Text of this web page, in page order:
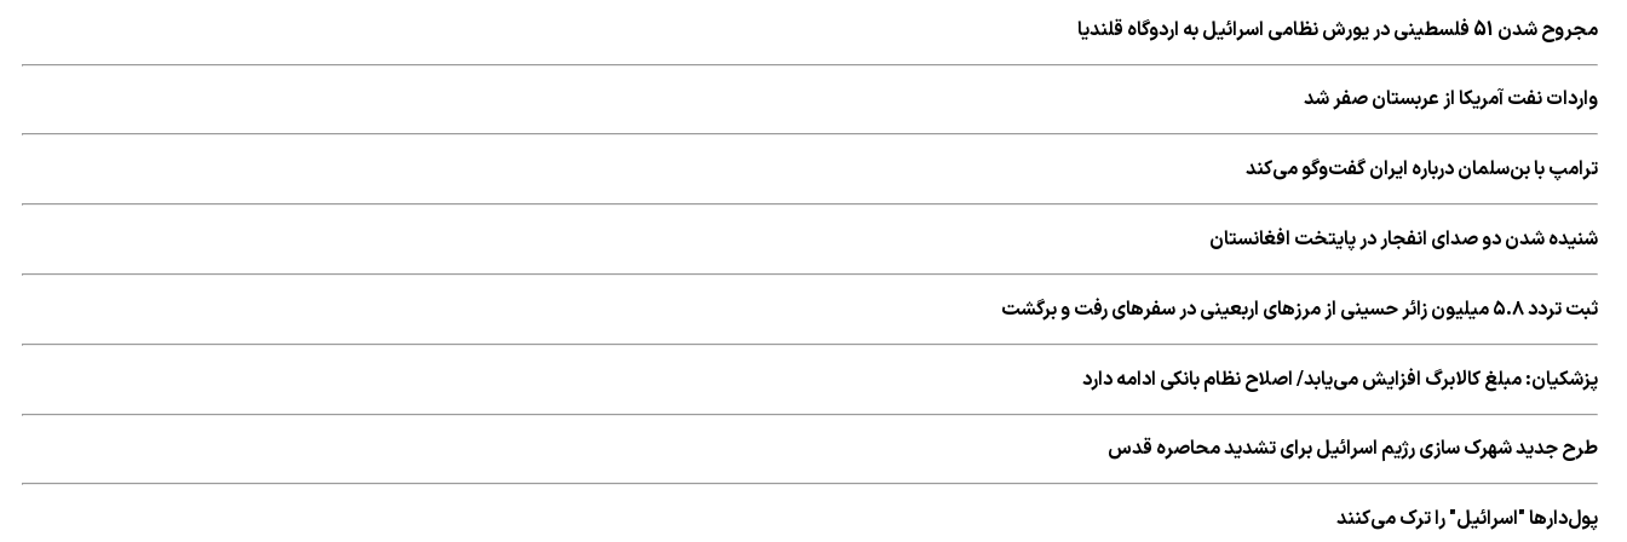
مجروح شدن 51 فلسطینی در یورش نظامی اسرائیل به اردوگاه قلندیا
واردات نفت آمریکا از عربستان صفر شد
ترامپ با بن‌سلمان درباره ایران گفت‌وگو می‌کند
شنیده شدن دو صدای انفجار در پایتخت افغانستان
ثبت تردد ۵.۸ میلیون زائر حسینی از مرزهای اربعینی در سفرهای رفت و برگشت
پزشکیان: مبلغ کالابرگ افزایش می‌یابد/ اصلاح نظام بانکی ادامه دارد
طرح جدید شهرک سازی رژیم اسرائیل برای تشدید محاصره قدس
پول‌دارها "اسرائیل" را ترک می‌کنند